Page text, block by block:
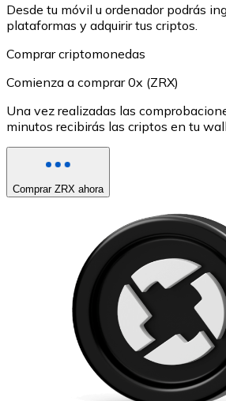
Desde tu móvil u ordenador podrás
plataformas y adquirir tus criptos.
Comprar criptomonedas
Comienza a comprar 0x (ZRX)
Una vez realizadas las
minutos recibirás las criptos en tu
Comprar ZRX ahora